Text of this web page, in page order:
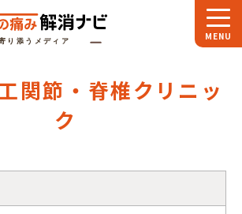
スペシャル対談
関節・脊椎クリニッ
ク